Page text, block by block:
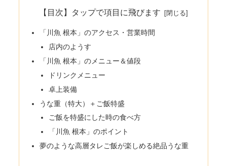
【目次】タップで項目に飛びます
「川魚 根本」のアクセス・営業時間
店内のようす
「川魚 根本」のメニュー＆値段
ドリンクメニュー
卓上装備
うな重（特大）＋ご飯特盛
ご飯を特盛にした時の食べ方
「川魚 根本」のポイント
夢のような高層タレご飯が楽しめる絶品うな重